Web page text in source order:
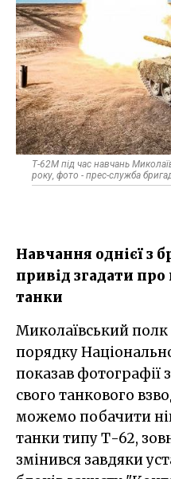
Т-62М під час навчань
року, фото - прес-служба
Навчання однієї з
привід згадати про
танки
Миколаївський полк охорони громадського
порядку
показав фотографії
свого танкового
можемо побачити
танки типу Т-62,
змінився завдяки